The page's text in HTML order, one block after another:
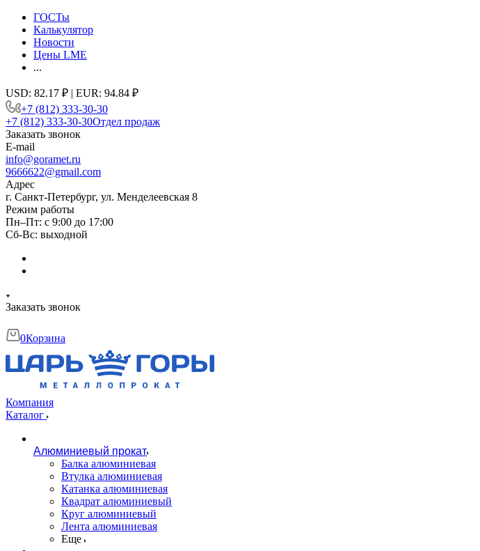
ГОСТы
Калькулятор
Новости
Цены LME
...
USD: 82.17 ₽ | EUR: 94.84 ₽
+7 (812) 333-30-30
+7 (812) 333-30-30Отдел продаж
Заказать звонок
E-mail
info@goramet.ru
9666622@gmail.com
Адрес
г. Санкт-Петербург, ул. Менделеевская 8
Режим работы
Пн–Пт: с 9:00 до 17:00
Сб-Вс: выходной
Заказать звонок
0Корзина
Компания
Каталог
Алюминиевый прокат
Балка алюминиевая
Втулка алюминиевая
Катанка алюминиевая
Квадрат алюминиевый
Круг алюминиевый
Лента алюминиевая
Еще